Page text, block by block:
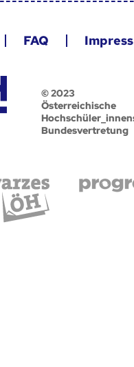
FAQ
© 2023
Österreichische
Bundesvertretung